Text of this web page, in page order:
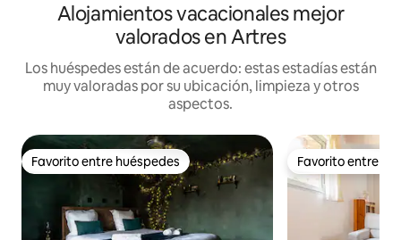
Alojamientos vacacionales mejor
valorados en Artres
Los huéspedes están de acuerdo: estas estadías están
muy valoradas por su ubicación, limpieza y otros
aspectos.
Favorito entre huéspedes
Favorito entre huéspedes Favorito entre
Favorito entre